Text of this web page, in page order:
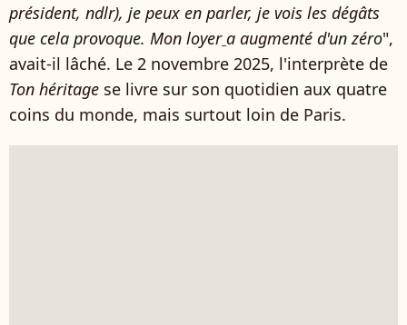
président, ndlr), je peux en parler, je vois les dégâts
que cela provoque. Mon loyer a augmenté d'un zéro",
avait-il lâché. Le 2 novembre 2025, l'interprète de
Ton héritage se livre sur son quotidien aux quatre
coins du monde, mais surtout loin de Paris.